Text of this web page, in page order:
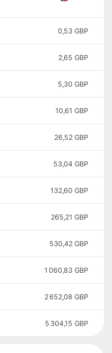
0,53 GBP
2,65 GBP
5,30 GBP
10,61 GBP
26,52 GBP
53,04 GBP
132,60 GBP
265,21 GBP
530,42 GBP
1 060,83 GBP
2 652,08 GBP
5 304,15 GBP